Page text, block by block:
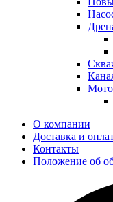
О компании
Доставка и
Контакты
Положение об